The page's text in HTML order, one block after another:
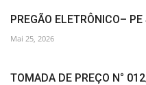
PREGÃO ELETRÔNICO–
Mai 25, 2026
TOMADA DE PREÇO N°